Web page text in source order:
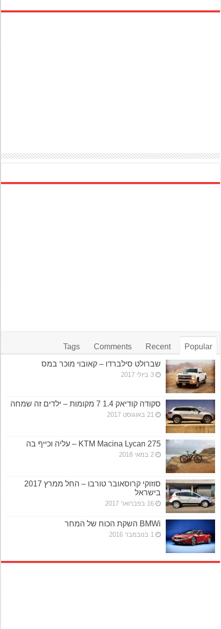
Popular
Recent
Comments
Tags
שברולט סילברדו – קאובוי מוכר במס
3 ביולי 2017
סקודה קודיאק 1.4 7 מקומות – ילדים זה שמחה
21 באוגוסט 2017
KTM Macina Lycan 275 – עליה וכייף בה
2 במאי 2018
סוזוקי קרוסאובר טורבו – החל ממרץ 2017
בישראל
16 בפברואר 2017
BMWi השקת הכוח של המחר
1 בנובמבר 2016